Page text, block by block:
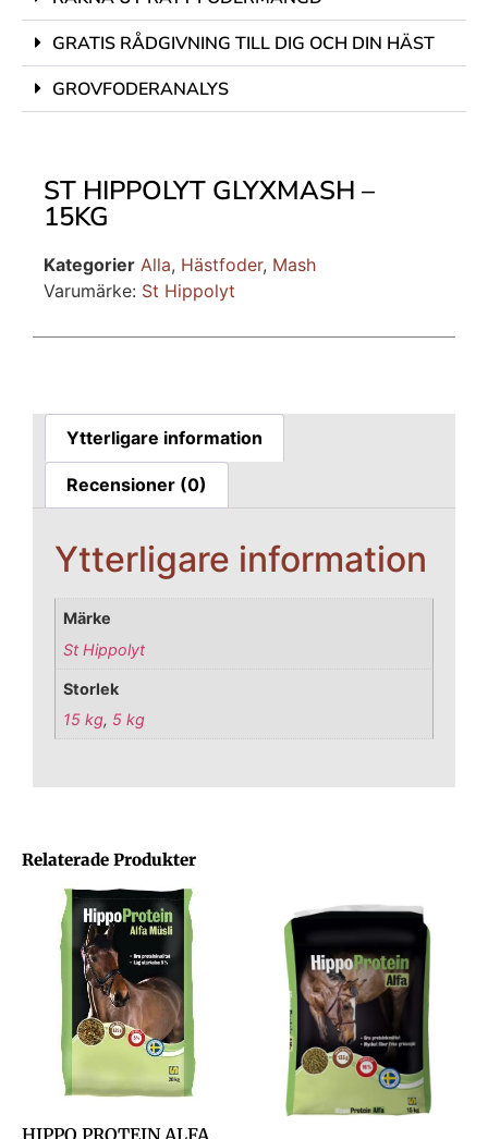
GRATIS RÅDGIVNING TILL DIG OCH DIN HÄST
GROVFODERANALYS
ST HIPPOLYT GLYXMASH –
15KG
Kategorier Alla, Hästfoder, Mash
Varumärke: St Hippolyt
Ytterligare information
Recensioner (0)
Ytterligare information
Märke
St Hippolyt
Storlek
15 kg, 5 kg
Relaterade Produkter
HIPPO PROTEIN ALFA